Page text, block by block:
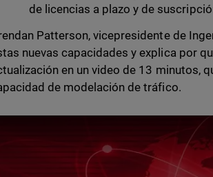
de licencias a plazo y de
Patterson, vicepresidente de
nuevas capacidades y explica por
en un video de 13 minutos,
de modelación de tráfico.